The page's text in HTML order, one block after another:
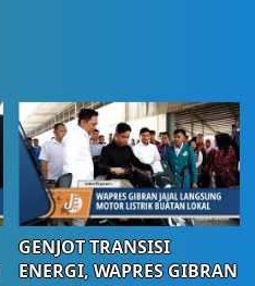
GENJOT TRANSISI
ENERGI, WAPRES GIBRAN